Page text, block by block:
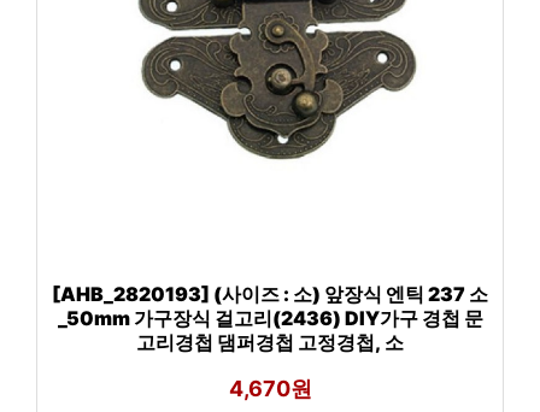
[AHB_2820193] (사이즈 : 소) 앞장식 엔틱 237 소
_50mm 가구장식 걸고리(2436) DIY가구 경첩 문
고리경첩 댐퍼경첩 고정경첩, 소
4,670원